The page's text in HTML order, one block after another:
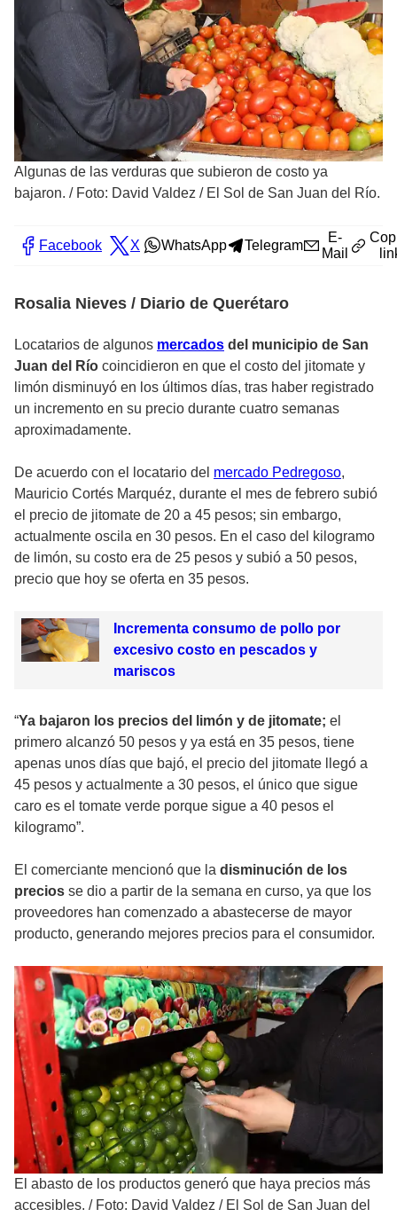
Algunas de las verduras que subieron de costo ya
bajaron. / Foto: David Valdez / El Sol de San Juan del Río.
Facebook X WhatsApp Telegram
E-
Mail
Rosalia Nieves / Diario de Querétaro
Locatarios de algunos mercados del municipio de San
Juan del Río coincidieron en que el costo del jitomate y
limón disminuyó en los últimos días, tras haber registrado
un incremento en su precio durante cuatro semanas
aproximadamente.
De acuerdo con el locatario del mercado Pedregoso,
Mauricio Cortés Marquéz, durante el mes de febrero subió
el precio de jitomate de 20 a 45 pesos; sin embargo,
actualmente oscila en 30 pesos. En el caso del kilogramo
de limón, su costo era de 25 pesos y subió a 50 pesos,
precio que hoy se oferta en 35 pesos.
Incrementa consumo de pollo por
excesivo costo en pescados y
mariscos
“Ya bajaron los precios del limón y de jitomate; el
primero alcanzó 50 pesos y ya está en 35 pesos, tiene
apenas unos días que bajó, el precio del jitomate llegó a
45 pesos y actualmente a 30 pesos, el único que sigue
caro es el tomate verde porque sigue a 40 pesos el
kilogramo”.
El comerciante mencionó que la disminución de los
precios se dio a partir de la semana en curso, ya que los
proveedores han comenzado a abastecerse de mayor
producto, generando mejores precios para el consumidor.
El abasto de los productos generó que haya precios más
accesibles. / Foto: David Valdez / El Sol de San Juan del